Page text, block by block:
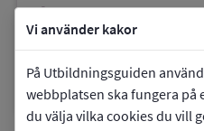
Vi använder kakor
På Utbildningsguiden
webbplatsen ska fungera på
du välja vilka cookies du vill
phoneTelefon:019-216661
mailE-post:
linkWebbplats: